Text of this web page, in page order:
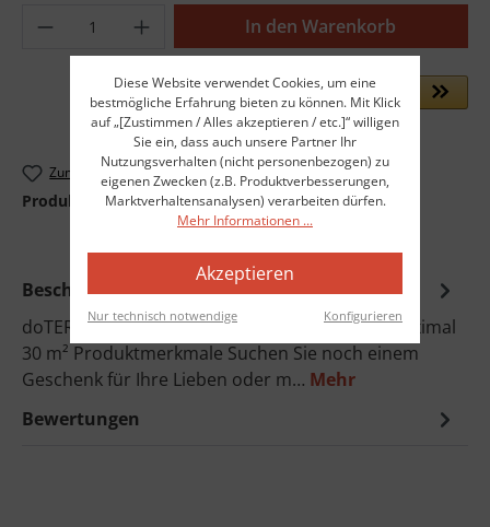
Produkt Anzahl: Gib den gewünschten
In den Warenkorb
Zum Merkzettel hinzufügen
Produktnummer:dot-60209211
Beschreibung
doTERRA PETAL DIFFUSER (EU-STECKER) Für maximal
30 m² Produktmerkmale Suchen Sie noch einem
Geschenk für Ihre Lieben oder m… Mehr
Bewertungen
Diese Website verwendet Cookies, um eine
bestmögliche Erfahrung bieten zu können. Mit Klick
auf „[Zustimmen / Alles akzeptieren / etc.]“ willigen
Sie ein, dass auch unsere Partner Ihr
Nutzungsverhalten (nicht personenbezogen) zu
eigenen Zwecken (z.B. Produktverbesserungen,
Marktverhaltensanalysen) verarbeiten dürfen.
Mehr Informationen ...
Akzeptieren
Nur technisch notwendige Konfigurieren